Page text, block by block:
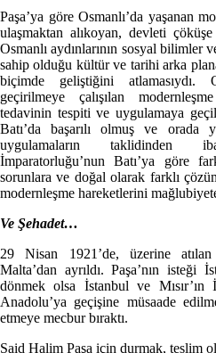
Paşa’ya göre Osmanlı’da yaşanan
ulaşmaktan alıkoyan, devleti
Osmanlı aydınlarının sosyal bilimler
sahip olduğu kültür ve tarihi arka
biçimde geliştiğini atlamasıydı.
geçirilmeye çalışılan
tedavinin tespiti ve uygulamaya
Batı’da başarılı olmuş ve orada
uygulamaların taklidinden
İmparatorluğu’nun Batı’ya göre
sorunlara ve doğal olarak farklı
modernleşme hareketlerini
Ve Şehadet…
29 Nisan 1921’de, üzerine
Malta’dan ayrıldı. Paşa’nın isteği
dönmek olsa İstanbul ve
Anadolu’ya geçişine müsaade
etmeye mecbur bıraktı.
Said Halim Paşa için durmak, teslim